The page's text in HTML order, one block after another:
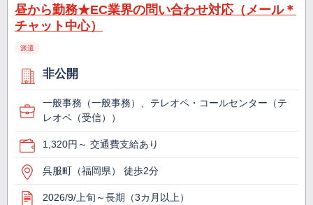
昼から勤務★EC業界の問い合わせ対応（メール＊
チャット中心）
派遣
非公開
一般事務（一般事務）、テレオペ・コールセンター（テ
レオペ（受信））
1,320円～ 交通費支給あり
呉服町（福岡県） 徒歩2分
2026/9/上旬～長期（3カ月以上）